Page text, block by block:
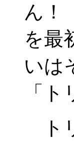
ん！
を最
いは
「
ト